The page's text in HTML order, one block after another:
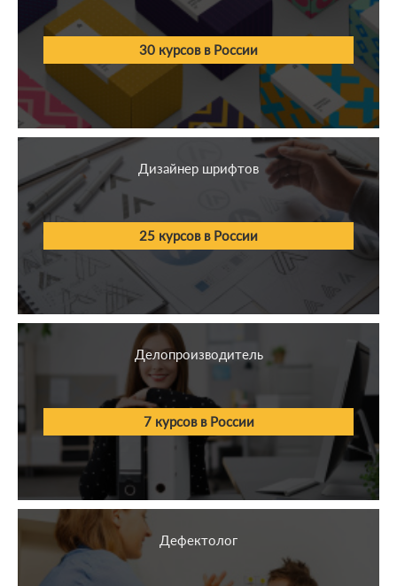
30 курсов в России
Дизайнер шрифтов
25 курсов в России
Делопроизводитель
7 курсов в России
Дефектолог